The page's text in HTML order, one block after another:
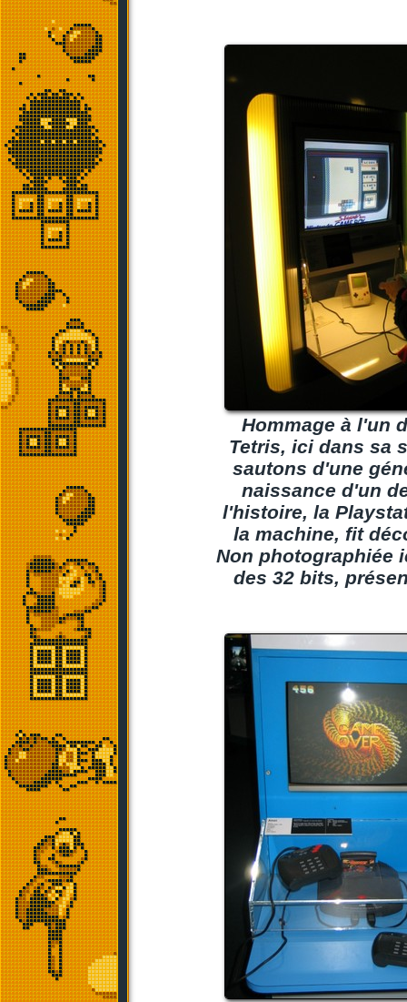
Hommage à l'un
Tetris, ici dans sa
sautons d'une
naissance d'un
l'histoire, la
la machine, fit
Non photographiée
des 32 bits,